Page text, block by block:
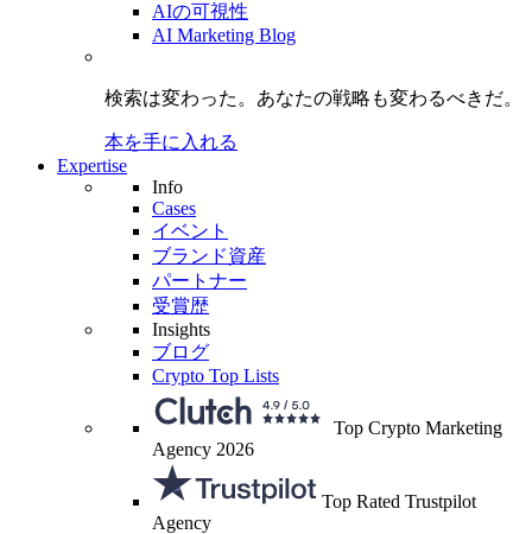
AIの可視性
AI Marketing Blog
検索は変わった。 あなたの戦略も変わるべきだ。
本を手に入れる
Expertise
Info
Cases
イベント
ブランド資産
パートナー
受賞歴
Insights
ブログ
Crypto Top Lists
Top Crypto Marketing
Agency 2026
Top Rated Trustpilot
Agency